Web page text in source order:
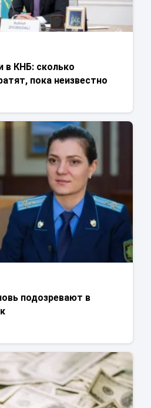
в КНБ: сколько
пока неизвестно
подозревают в